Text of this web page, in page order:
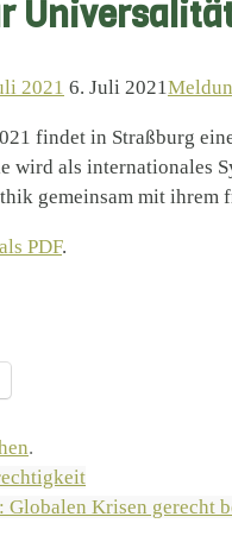
2021 6. Juli 2021
findet in Straßburg
wird als internationales
gemeinsam mit ihrem
PDF.
.
Krisen gerecht